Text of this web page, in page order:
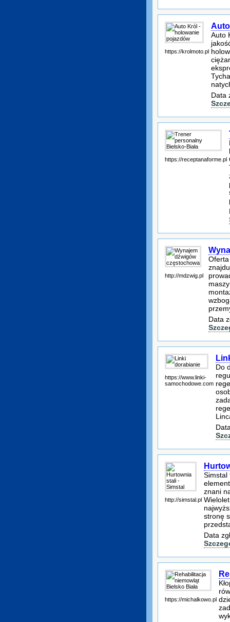
https://krolmoto.pl
Auto
Data
https://receptanaforme.pl
http://mdzwig.pl
Data
https://www.linki-
samochodowe.com
Do
http://simstal.pl
Simstal
znani
stronę
Data
https://michalkowo.pl